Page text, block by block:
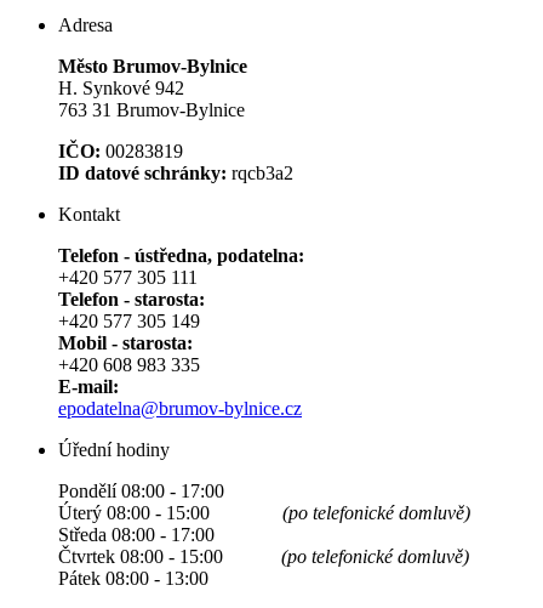
Adresa
Město Brumov-Bylnice
H. Synkové 942
763 31 Brumov-Bylnice
IČO: 00283819
ID datové schránky: rqcb3a2
Kontakt
Telefon - ústředna, podatelna:
+420 577 305 111
Telefon - starosta:
+420 577 305 149
Mobil - starosta:
+420 608 983 335
E-mail:
epodatelna@brumov-bylnice.cz
Úřední hodiny
Pondělí 08:00 - 17:00
Úterý 08:00 - 15:00 (po telefonické domluvě)
Středa 08:00 - 17:00
Čtvrtek 08:00 - 15:00 (po telefonické domluvě)
Pátek 08:00 - 13:00